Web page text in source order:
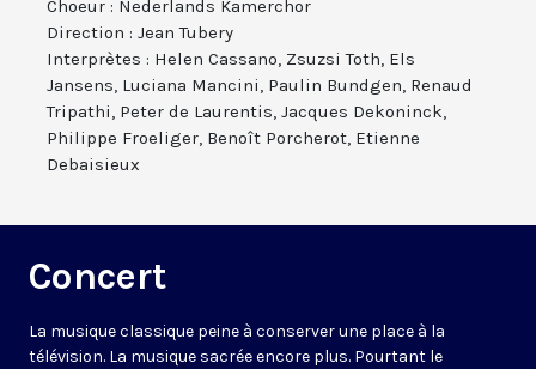
Choeur : Nederlands Kamerchor
Direction : Jean Tubery
Interprètes : Helen Cassano, Zsuzsi Toth, Els
Jansens, Luciana Mancini, Paulin Bundgen, Renaud
Tripathi, Peter de Laurentis, Jacques Dekoninck,
Philippe Froeliger, Benoît Porcherot, Etienne
Debaisieux
Concert
La musique classique peine à conserver une place à la
télévision. La musique sacrée encore plus. Pourtant le